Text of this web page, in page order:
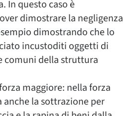
In questo caso è
dimostrare la negligenza
dimostrando che lo
incustoditi oggetti di
comuni della struttura
maggiore: nella forza
la sottrazione per